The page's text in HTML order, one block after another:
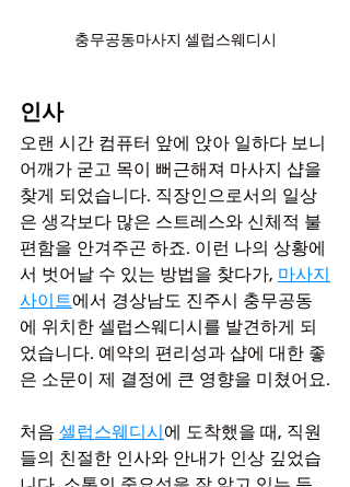
충무공동마사지 셀럽스웨디시
인사
오랜 시간 컴퓨터 앞에 앉아 일하다 보니
어깨가 굳고 목이 뻐근해져 마사지 샵을
찾게 되었습니다. 직장인으로서의 일상
은 생각보다 많은 스트레스와 신체적 불
편함을 안겨주곤 하죠. 이런 나의 상황에
서 벗어날 수 있는 방법을 찾다가, 마사지
사이트에서 경상남도 진주시 충무공동
에 위치한 셀럽스웨디시를 발견하게 되
었습니다. 예약의 편리성과 샵에 대한 좋
은 소문이 제 결정에 큰 영향을 미쳤어요.
처음 셀럽스웨디시에 도착했을 때, 직원
들의 친절한 인사와 안내가 인상 깊었습